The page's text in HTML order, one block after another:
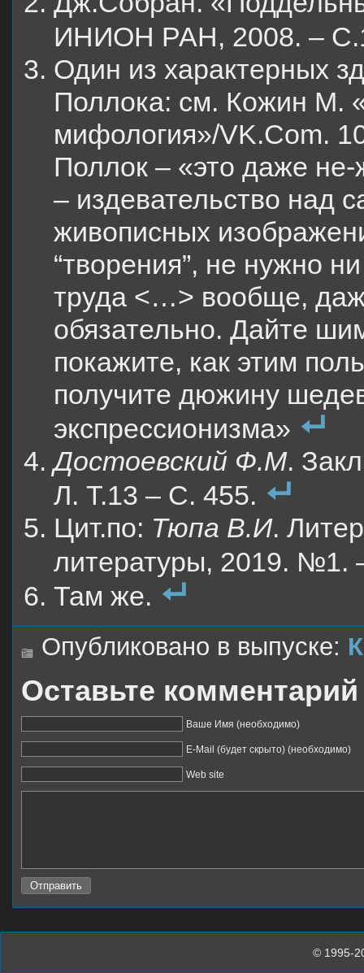
ИНИОН РАН, 2008. –
Один из характерных
Поллока: см. Кожин М.
мифология»/VK.Com.
Поллок – «это даже не-
– издевательство над
живописных
“творения”, не нужно
труда <…> вообще,
обязательно. Дайте
покажите, как этим
получите дюжину
экспрессионизма»
Достоевский Ф.М.
Л. Т.13 – С. 455.
Цит.по: Тюпа В.И.
литературы, 2019. №1.
Там же.
Опубликовано в выпуске:
Оставьте комментарий
Ваше Имя (необходимо)
E-Mail (будет скрыто) (необходимо)
Web site
© 1995-